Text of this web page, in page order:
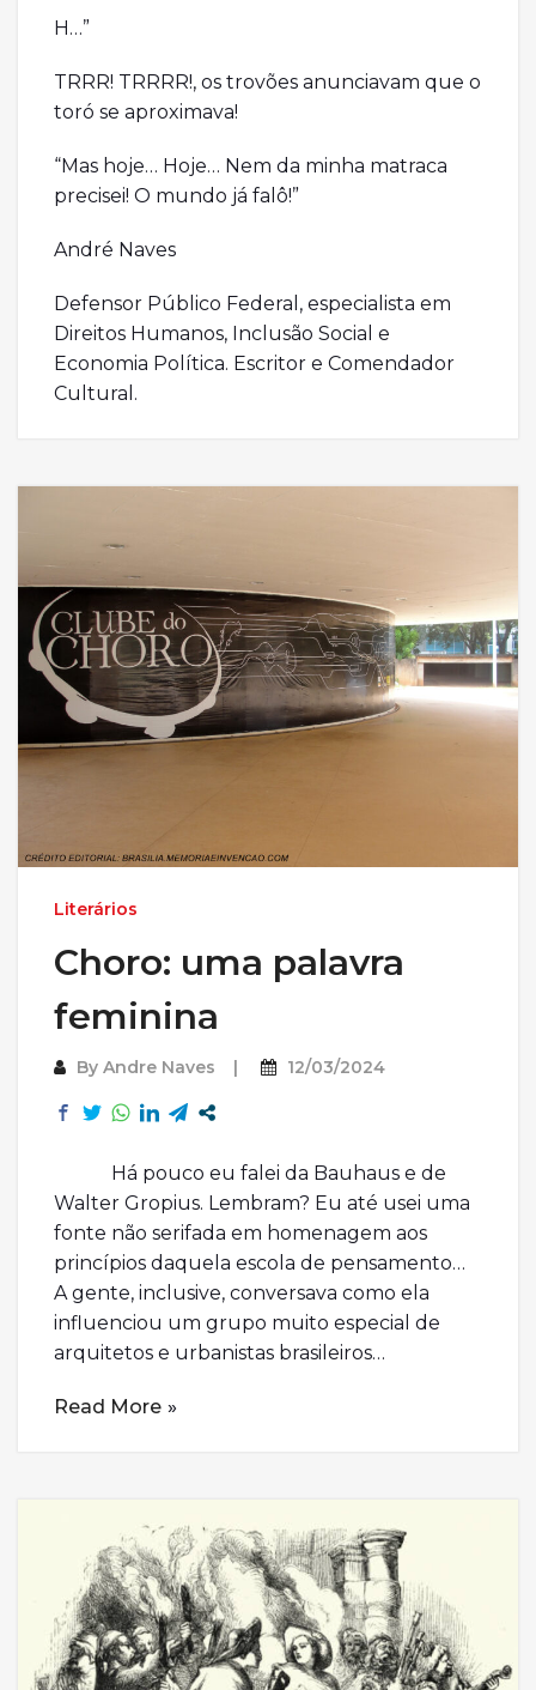
H…”
TRRR! TRRRR!, os trovões anunciavam que o
toró se aproximava!
“Mas hoje… Hoje… Nem da minha matraca
precisei! O mundo já falô!”
André Naves
Defensor Público Federal, especialista em
Direitos Humanos, Inclusão Social e
Economia Política. Escritor e Comendador
Cultural.
Literários
Choro: uma palavra
feminina
By Andre Naves 12/03/2024
Há pouco eu falei da Bauhaus e de
Walter Gropius. Lembram? Eu até usei uma
fonte não serifada em homenagem aos
princípios daquela escola de pensamento…
A gente, inclusive, conversava como ela
influenciou um grupo muito especial de
arquitetos e urbanistas brasileiros…
Read More